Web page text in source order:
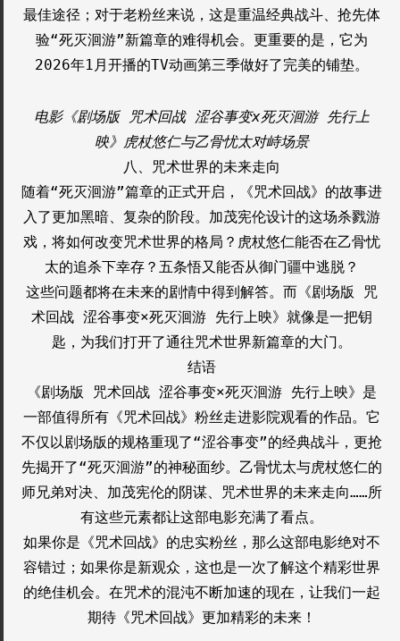
最佳途径；对于老粉丝来说，这是重温经典战斗、抢先体
验“死灭洄游”新篇章的难得机会。更重要的是，它为
2026年1月开播的TV动画第三季做好了完美的铺垫。
电影《剧场版 咒术回战 涩谷事变x死灭洄游 先行上
映》虎杖悠仁与乙骨忧太对峙场景
八、咒术世界的未来走向
随着“死灭洄游”篇章的正式开启，《咒术回战》的故事进
入了更加黑暗、复杂的阶段。加茂宪伦设计的这场杀戮游
戏，将如何改变咒术世界的格局？虎杖悠仁能否在乙骨忧
太的追杀下幸存？五条悟又能否从御门疆中逃脱？
这些问题都将在未来的剧情中得到解答。而《剧场版 咒
术回战 涩谷事变×死灭洄游 先行上映》就像是一把钥
匙，为我们打开了通往咒术世界新篇章的大门。
结语
《剧场版 咒术回战 涩谷事变×死灭洄游 先行上映》是
一部值得所有《咒术回战》粉丝走进影院观看的作品。它
不仅以剧场版的规格重现了“涩谷事变”的经典战斗，更抢
先揭开了“死灭洄游”的神秘面纱。乙骨忧太与虎杖悠仁的
师兄弟对决、加茂宪伦的阴谋、咒术世界的未来走向……所
有这些元素都让这部电影充满了看点。
如果你是《咒术回战》的忠实粉丝，那么这部电影绝对不
容错过；如果你是新观众，这也是一次了解这个精彩世界
的绝佳机会。在咒术的混沌不断加速的现在，让我们一起
期待《咒术回战》更加精彩的未来！